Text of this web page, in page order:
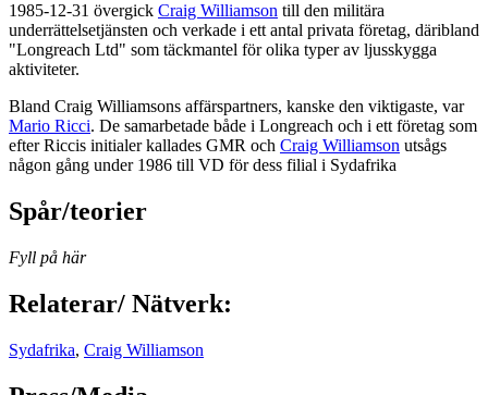
1985-12-31 övergick Craig Williamson till den militära
underrättelsetjänsten och verkade i ett antal privata företag, däribland
"Longreach Ltd" som täckmantel för olika typer av ljusskygga
aktiviteter.
Bland Craig Williamsons affärspartners, kanske den viktigaste, var
Mario Ricci. De samarbetade både i Longreach och i ett företag som
efter Riccis initialer kallades GMR och Craig Williamson utsågs
någon gång under 1986 till VD för dess filial i Sydafrika
Spår/teorier
Fyll på här
Relaterar/ Nätverk:
Sydafrika, Craig Williamson